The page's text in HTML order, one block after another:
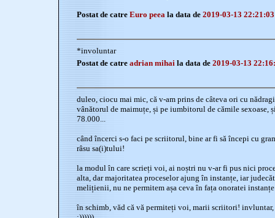
Postat de catre Euro peea la data de 2019-03-13 22:21:03
*involuntar
Postat de catre adrian mihai la data de 2019-03-13
duleo, ciocu mai mic, că v-am prins de câteva ori cu
vânătorul de maimuțe, și pe iumbitorul de cămile sexoase,
78.000...
când încerci s-o faci pe scriitorul, bine ar fi să începi cu
râsu sa(i)tului!
la modul în care scrieți voi, ai noștri nu v-ar fi pus nici
alta, dar majoritatea proceselor ajung în instanțe, iar
melițienii, nu ne permitem așa ceva în fața onoratei
în schimb, văd că vă permiteți voi, marii scriitori! invluntar,